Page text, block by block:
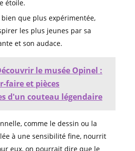
étoile.
bien que plus expérimentée,
les plus jeunes par sa
et son audace.
le musée Opinel :
faire et pièces
d'un couteau légendaire
comme le dessin ou la
à une sensibilité fine, nourrit
eux, on pourrait dire que le